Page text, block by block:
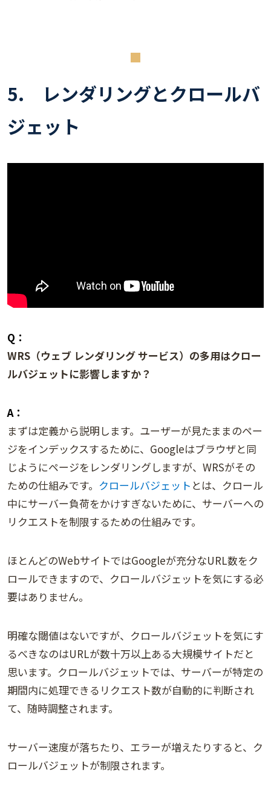
5. レンダリングとクロールバ
ジェット
Q：
WRS（ウェブ レンダリング サービス）の多用はクロー
ルバジェットに影響しますか？
A：
まずは定義から説明します。ユーザーが見たままのペー
ジをインデックスするために、Googleはブラウザと同
じようにページをレンダリングしますが、WRSがその
ための仕組みです。 クロールバジェット とは、クロール
中にサーバー負荷をかけすぎないために、サーバーへの
リクエストを制限するための仕組みです。
ほとんどのWebサイトではGoogleが充分なURL数をク
ロールできますので、クロールバジェットを気にする必
要はありません。
明確な閾値はないですが、クロールバジェットを気にす
るべきなのはURLが数十万以上ある大規模サイトだと
思います。クロールバジェットでは、サーバーが特定の
期間内に処理できるリクエスト数が自動的に判断され
て、随時調整されます。
サーバー速度が落ちたり、エラーが増えたりすると、ク
ロールバジェットが制限されます。